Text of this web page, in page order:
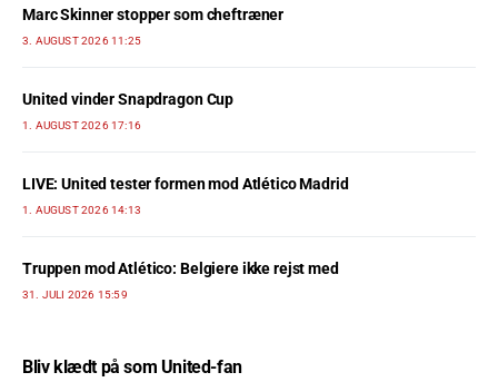
Marc Skinner stopper som cheftræner
3. AUGUST 2026 11:25
United vinder Snapdragon Cup
1. AUGUST 2026 17:16
LIVE: United tester formen mod Atlético Madrid
1. AUGUST 2026 14:13
Truppen mod Atlético: Belgiere ikke rejst med
31. JULI 2026 15:59
Bliv klædt på som United-fan